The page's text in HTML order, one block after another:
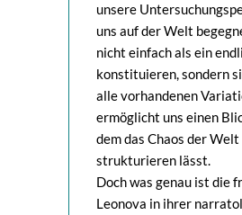
unsere
uns auf der Welt
nicht einfach als ein
konstituieren, sondern
alle vorhandenen
ermöglicht uns einen
dem das Chaos der
strukturieren lässt.
Doch was genau ist die
Leonova in ihrer